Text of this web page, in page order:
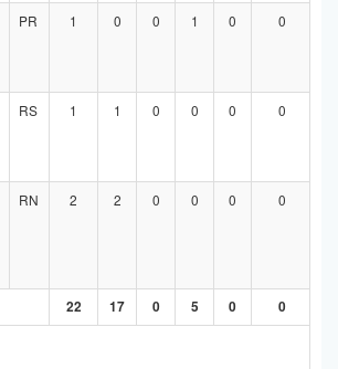
PR 1 0 0 1 0 0
RS 1 1 0 0 0 0
RN 2 2 0 0 0 0
22 17 0 5 0 0